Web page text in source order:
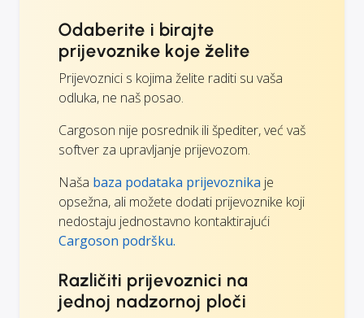
Odaberite i birajte
prijevoznike koje želite
Prijevoznici s kojima želite raditi su vaša
odluka, ne naš posao.
Cargoson nije posrednik ili špediter, već vaš
softver za upravljanje prijevozom.
Naša baza podataka prijevoznika je
opsežna, ali možete dodati prijevoznike koji
nedostaju jednostavno kontaktirajući
Cargoson podršku.
Različiti prijevoznici na
jednoj nadzornoj ploči